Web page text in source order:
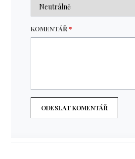
KOMENTÁŘ*
ODESLAT KOMENTÁŘ